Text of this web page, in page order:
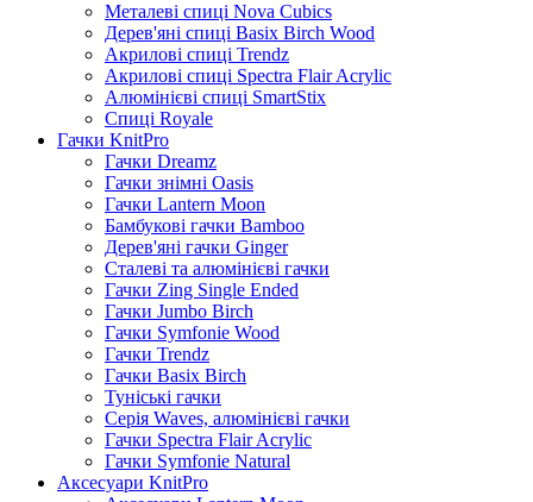
Металеві спиці Nova Cubics
Дерев'яні спиці Basix Birch Wood
Акрилові спиці Trendz
Акрилові спиці Spectra Flair Acrylic
Алюмінієві спиці SmartStix
Спиці Royale
Гачки KnitPro
Гачки Dreamz
Гачки знімні Oasis
Гачки Lantern Moon
Бамбукові гачки Bamboo
Дерев'яні гачки Ginger
Сталеві та алюмінієві гачки
Гачки Zing Single Ended
Гачки Jumbo Birch
Гачки Symfonie Wood
Гачки Trendz
Гачки Basix Birch
Туніські гачки
Серія Waves, алюмінієві гачки
Гачки Spectra Flair Acrylic
Гачки Symfonie Natural
Аксесуари KnitPro